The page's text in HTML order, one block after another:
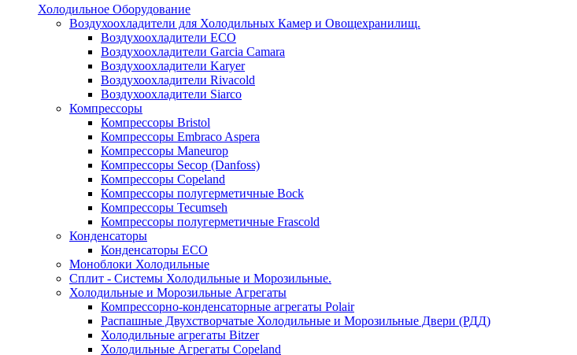
Холодильное Оборудование
Воздухоохладители для Холодильных Камер и Овощехранилищ.
Воздухоохладители ECO
Воздухоохладители Garcia Camara
Воздухоохладители Karyer
Воздухоохладители Rivacold
Воздухоохладители Siarco
Компрессоры
Компрессоры Bristol
Компрессоры Embraco Aspera
Компрессоры Maneurop
Компрессоры Secop (Danfoss)
Компрессоры Copeland
Компрессоры полугерметичные Bock
Компрессоры Tecumseh
Компрессоры полугерметичные Frascold
Конденсаторы
Конденсаторы ECO
Моноблоки Холодильные
Сплит - Системы Холодильные и Морозильные.
Холодильные и Морозильные Агрегаты
Компрессорно-конденсаторные агрегаты Polair
Распашные Двухстворчатые Холодильные и Морозильные Двери (РДД)
Холодильные агрегаты Bitzer
Холодильные Агрегаты Copeland